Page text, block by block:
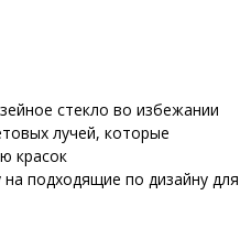
стекло во избежании
лучей, которые
красок
подходящие по дизайну для